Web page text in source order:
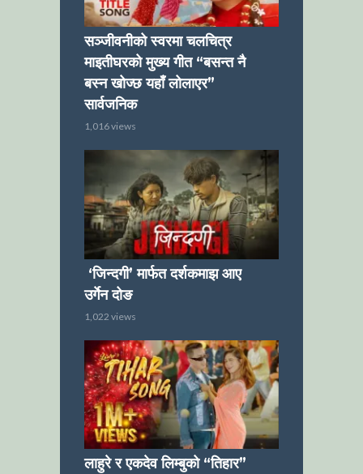
सञ्जीवनीको स्वरमा चलचित्र
माइतीघरको मुख्य गीत “बसन्त नै
बस्न खोज्छ यहाँ लोलाएर”
सार्वजनिक
1,016 views
‘जिन्दगी’ मार्फत दर्शकमाझ आए
उर्गेन दोङ
1,022 views
लाहुरे र एकदेव लिम्बुको “तिहार”